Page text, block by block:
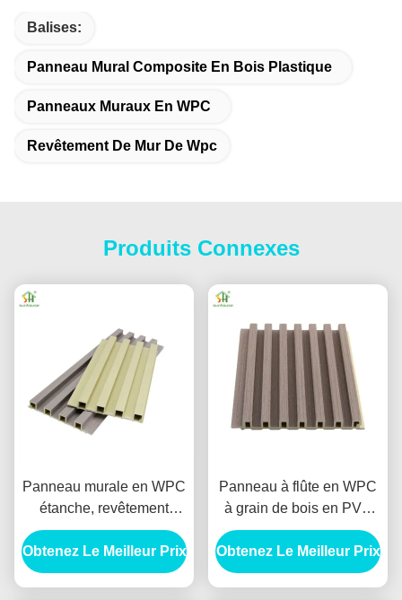
Balises:
Panneau Mural Composite En Bois Plastique
Panneaux Muraux En WPC
Revêtement De Mur De Wpc
Produits Connexes
Panneau murale en WPC
étanche, revêtement
murale écologique pour
la décoration de jardin
extérieur
Obtenez Le Meilleur Prix
Panneau à flûte en WPC
à grain de bois en PVC
imperméable en WPC
revêtement murale
panneau de décoration
Obtenez Le Meilleur Prix